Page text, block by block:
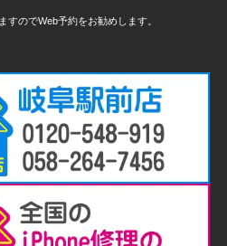
のでWeb予約をお勧めします。